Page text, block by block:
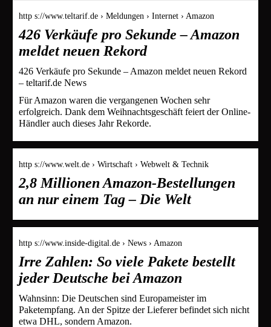
http s://www.teltarif.de › Meldungen › Internet › Amazon
426 Verkäufe pro Sekunde – Amazon
meldet neuen Rekord
426 Verkäufe pro Sekunde – Amazon meldet neuen Rekord
– teltarif.de News
Für Amazon waren die vergangenen Wochen sehr
erfolgreich. Dank dem Weihnachtsgeschäft feiert der Online-
Händler auch dieses Jahr Rekorde.
http s://www.welt.de › Wirtschaft › Webwelt & Technik
2,8 Millionen Amazon-Bestellungen
an nur einem Tag – Die Welt
http s://www.inside-digital.de › News › Amazon
Irre Zahlen: So viele Pakete bestellt
jeder Deutsche bei Amazon
Wahnsinn: Die Deutschen sind Europameister im
Paketempfang. An der Spitze der Lieferer befindet sich nicht
etwa DHL, sondern Amazon.